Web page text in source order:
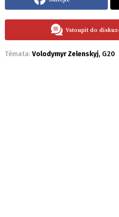
Vstoupit do
Témata: Volodymyr Zelenskyj, G20